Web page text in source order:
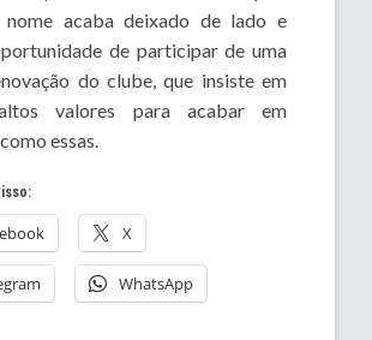
acaba deixado de lado e
de participar de uma
do clube, que insiste em
valores para acabar em
essas.
X
WhatsApp